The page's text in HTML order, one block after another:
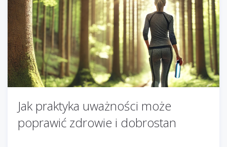
Jak praktyka uważności może
poprawić zdrowie i dobrostan